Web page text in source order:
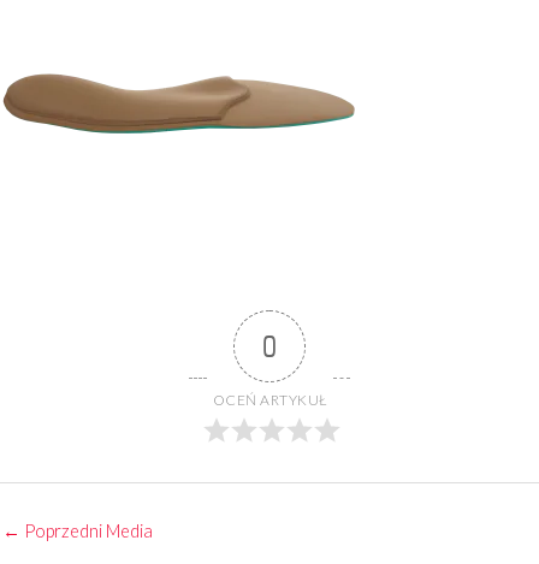
0
OCEŃ ARTYKUŁ
← Poprzedni Media